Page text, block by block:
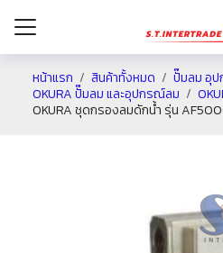
หน้าแรก สินค้าทั้งหมด
ปั๊มลม อุ
OKURA ปั๊มลม และอุปกรณ์ลม
OKURA ชุดกรองลมดักน้ำ รุ่น